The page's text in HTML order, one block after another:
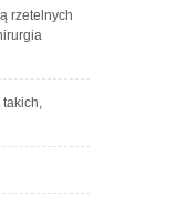
rzetelnych
takich,